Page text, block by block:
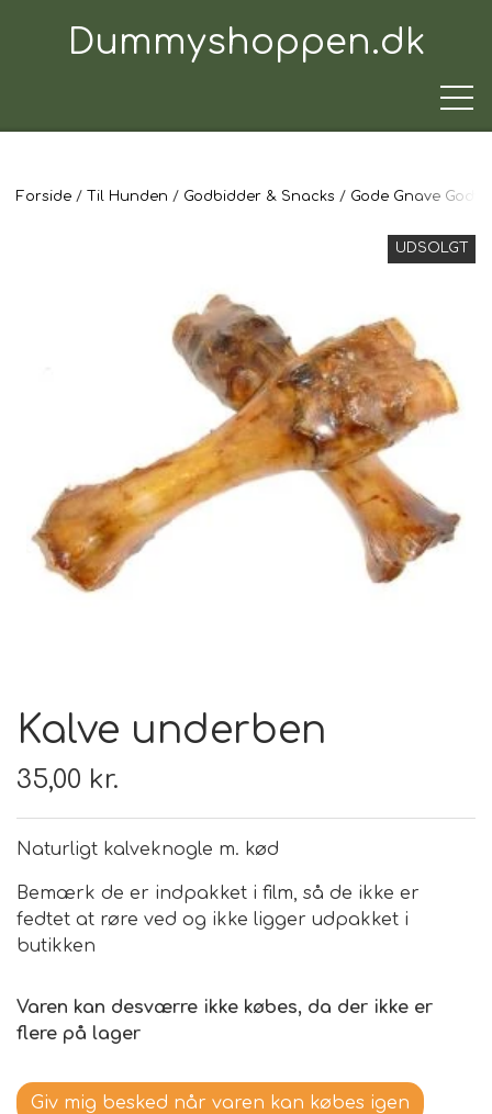
Dummyshoppen.dk
TRÆNINGSUDSTYR
TIL HUNDEN
TIL HUNDEFØREREN
TIL BILEN
FODER & FODER
Forside Til Hunden Godbidder & Snacks Gode Gnave
UDSOLGT
Kalve underben
35,00 kr.
Naturligt kalveknogle m. kød
Bemærk de er indpakket i film, så de ikke er
fedtet at røre ved og ikke ligger udpakket i
butikken
Varen kan desværre ikke købes, da der ikke er
flere på lager
Giv mig besked når varen kan købes igen